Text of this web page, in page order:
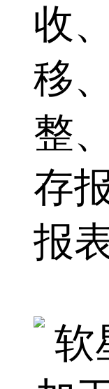
收
移
整
存
报